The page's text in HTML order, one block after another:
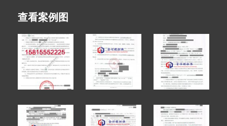
查看案例图